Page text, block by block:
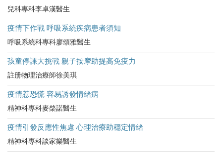
兒科專科李卓漢醫生
疫情下作戰 呼吸系統疾病患者須知
呼吸系統科專科廖頌雅醫生
孩童停課大挑戰 親子按摩助提高免疫力
註册物理治療師徐美琪
疫情惹恐慌 容易誘發情緒病
精神科專科麥棨諾醫生
疫情引發反應性焦慮 心理治療助穩定情緒
精神科專科談家樂醫生